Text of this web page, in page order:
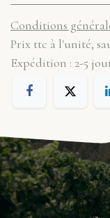
Conditions
Prix ttc à l'unité,
Expédition : 2-5